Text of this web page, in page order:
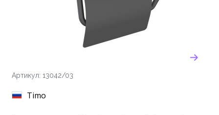
Артикул: 13042/03
Timo